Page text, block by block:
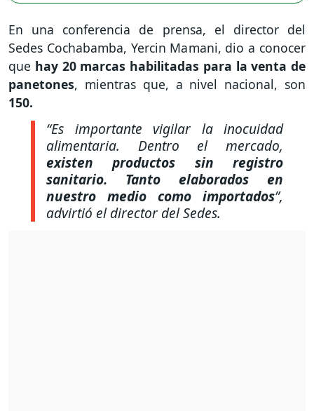
En una conferencia de prensa, el director del
Sedes Cochabamba, Yercin Mamani, dio a conocer
que hay 20 marcas habilitadas para la venta de
panetones, mientras que, a nivel nacional, son
150.
“Es importante vigilar la inocuidad
alimentaria. Dentro el mercado,
existen productos sin registro
sanitario. Tanto elaborados en
nuestro medio como importados”,
advirtió el director del Sedes.